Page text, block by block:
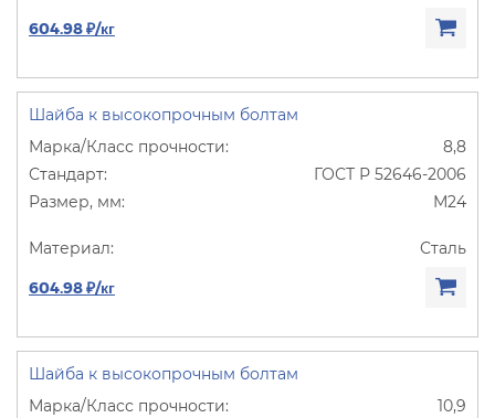
604.98 ₽/кг
Шайба к высокопрочным болтам
8,8
ГОСТ Р 52646-2006
М24
Сталь
604.98 ₽/кг
Шайба к высокопрочным болтам
10,9